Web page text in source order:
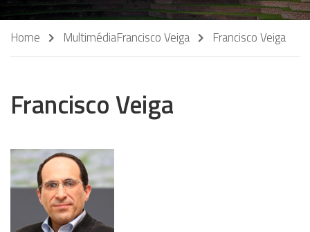
Home MultimédiaFrancisco Veiga Francisco Veiga
Francisco Veiga